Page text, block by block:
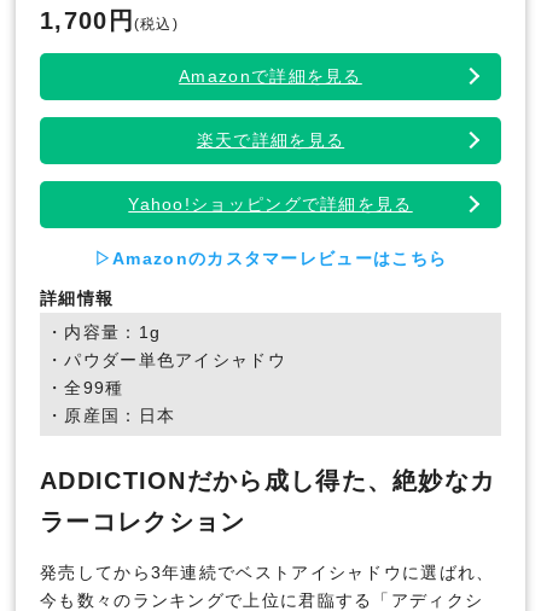
1,700円 (税込)
Amazonで詳細を見る
楽天で詳細を見る
Yahoo!ショッピングで詳細を見る
▷Amazonのカスタマーレビューはこちら
詳細情報
・内容量：1g
・パウダー単色アイシャドウ
・全99種
・原産国：日本
ADDICTIONだから成し得た、絶妙なカ
ラーコレクション
発売してから3年連続でベストアイシャドウに選ばれ、
今も数々のランキングで上位に君臨する「アディクシ